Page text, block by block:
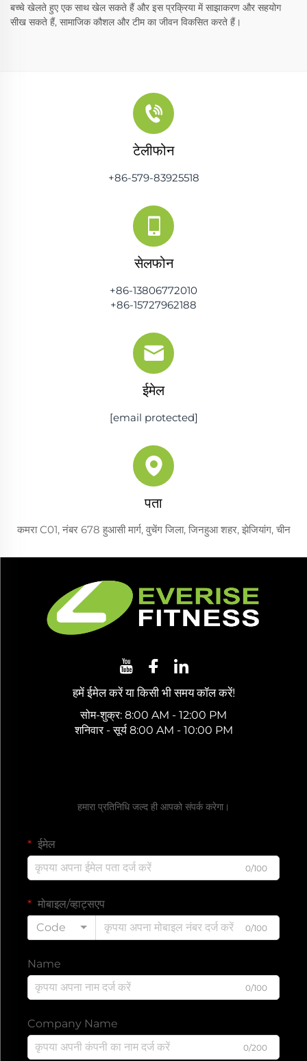
बच्चे खेलते हुए एक साथ खेल सकते हैं और इस प्रक्रिया में साझाकरण और सहयोग
सीख सकते हैं, सामाजिक कौशल और टीम का जीवन विकसित करते हैं।
टेलीफोन
+86-579-83925518
सेलफोन
+86-13806772010
+86-15727962188
ईमेल
[email protected]
पता
कमरा C01, नंबर 678 हुआसी मार्ग, वुचेंग जिला, जिनहुआ शहर, झेजियांग, चीन
हमें ईमेल करें या किसी भी समय कॉल करें!
सोम-शुक्र: 8:00 AM - 12:00 PM
शनिवार - सूर्य 8:00 AM - 10:00 PM
हमारा प्रतिनिधि जल्द ही आपको संपर्क करेगा।
ईमेल
0/100
मोबाइल/व्हाट्सएप
Code
0/100
Name
0/100
Company Name
0/200